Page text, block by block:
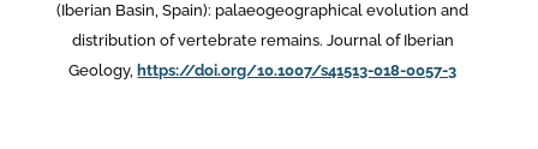
(Iberian Basin, Spain): palaeogeographical evolution and
distribution of vertebrate remains. Journal of Iberian
Geology, https://doi.org/10.1007/s41513-018-0057-3